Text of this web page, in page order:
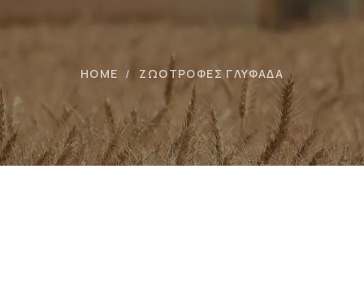
HOME ΖΩΟΤΡΟΦΕΣ ΓΛΥΦΑΔΑ